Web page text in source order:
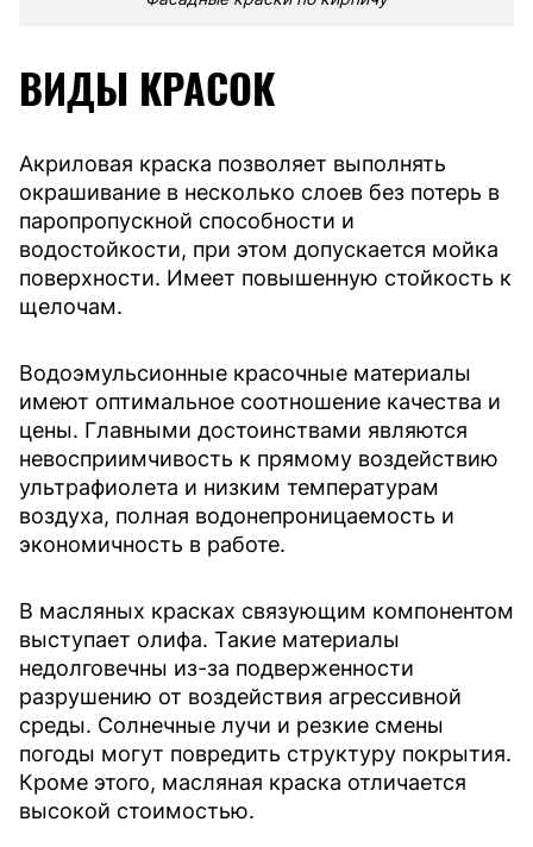
ВИДЫ КРАСОК
Акриловая краска позволяет выполнять
окрашивание в несколько слоев без потерь в
паропропускной способности и
водостойкости, при этом допускается мойка
поверхности. Имеет повышенную стойкость к
щелочам.
Водоэмульсионные красочные материалы
имеют оптимальное соотношение качества и
цены. Главными достоинствами являются
невосприимчивость к прямому воздействию
ультрафиолета и низким температурам
воздуха, полная водонепроницаемость и
экономичность в работе.
В масляных красках связующим компонентом
выступает олифа. Такие материалы
недолговечны из-за подверженности
разрушению от воздействия агрессивной
среды. Солнечные лучи и резкие смены
погоды могут повредить структуру покрытия.
Кроме этого, масляная краска отличается
высокой стоимостью.